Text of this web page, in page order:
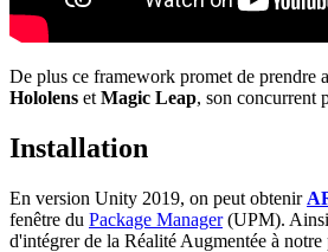
De plus ce framework promet de prendre
Hololens et Magic Leap, son concurrent
Installation
En version Unity 2019, on peut obtenir
fenêtre du Package Manager(UPM). Ainsi
d'intégrer de la Réalité Augmentée à